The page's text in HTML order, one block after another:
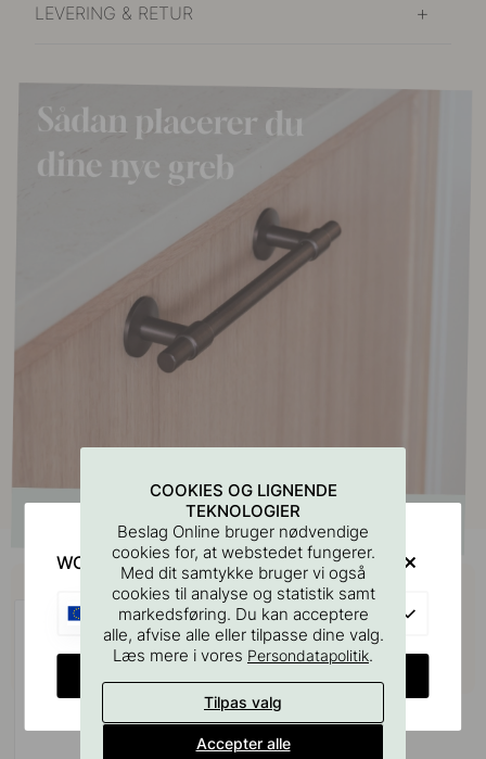
LEVERING & RETUR
Køb sammen med
COOKIES OG LIGNENDE
TEKNOLOGIER
Beslag Online bruger nødvendige
cookies for, at webstedet fungerer.
Med dit samtykke bruger vi også
cookies til analyse og statistik samt
markedsføring. Du kan acceptere
alle, afvise alle eller tilpasse dine valg.
Læs mere i vores Persondatapolitik.
Tilpas valg
Accepter alle
WOULD YOU RATHER VISIT?
EU